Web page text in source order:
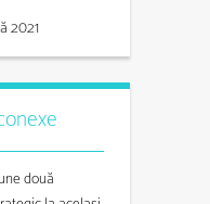
2021
două